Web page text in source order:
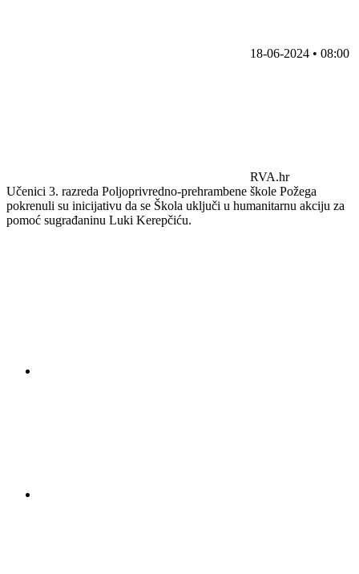
18-06-2024 • 08:00
RVA.hr
Učenici 3. razreda Poljoprivredno-prehrambene škole Požega
pokrenuli su inicijativu da se Škola uključi u humanitarnu akciju za
pomoć sugrađaninu Luki Kerepčiću.